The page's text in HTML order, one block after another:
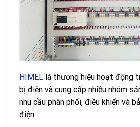
HIMEL là thương hiệu hoạt động
bị điện và cung cấp nhiều nhóm
nhu cầu phân phối, điều khiển và
điện.